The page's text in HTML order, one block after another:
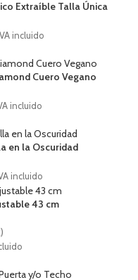
Extraíble Talla Única
incluido
Cuero Vegano
incluido
en la Oscuridad
incluido
43 cm